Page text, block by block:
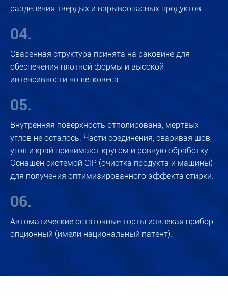
разделения твердых и взрывоопасных продуктов.
04.
Сваренная структура принята на раковине для
обеспечения плотной формы и высокой
интенсивности но легковеса.
05.
Внутренняя поверхность отполирована, мертвых
углов не осталось. Части соединения, сваривая шов,
угол и край принимают кругом и ровную обработку.
Оснащен системой CIP (очистка продукта и машины)
для получения оптимизированного эффекта стирки.
06.
Автоматические остаточные торты извлекая прибор
опционный (имели национальный патент).